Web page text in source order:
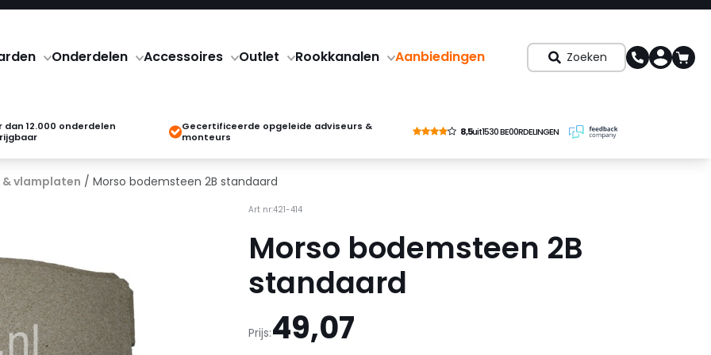
Onderdelen Accessoires Outlet Rookkanalen Aanbiedingen Zoeken
dan 12.000 onderdelen
Gecertificeerde opgeleide adviseurs &
monteurs
8,5uit1530 BE00RDELINGEN
& vlamplaten / Morso bodemsteen 2B standaard
Art nr:421-414
Morso bodemsteen 2B
standaard
Prijs:49,07